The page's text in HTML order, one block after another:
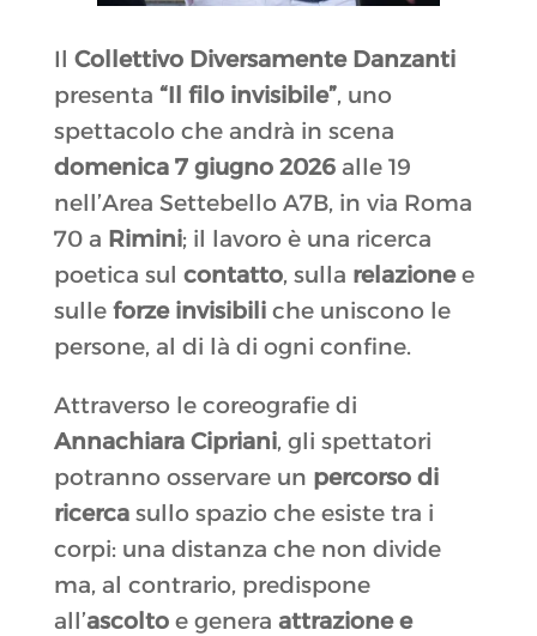
Il Collettivo Diversamente Danzanti
presenta “Il filo invisibile”, uno
spettacolo che andrà in scena
domenica 7 giugno 2026alle 19
nell’Area Settebello A7B, in via Roma
70 a Rimini; il lavoro è una ricerca
poetica sul contatto, sulla relazionee
sulle forze invisibiliche uniscono le
persone, al di là di ogni confine.
Attraverso le coreografie di
Annachiara Cipriani, gli spettatori
potranno osservare un percorso di
ricercasullo spazio che esiste tra i
corpi: una distanza che non divide
ma, al contrario, predispone
all’ascoltoe genera attrazione e